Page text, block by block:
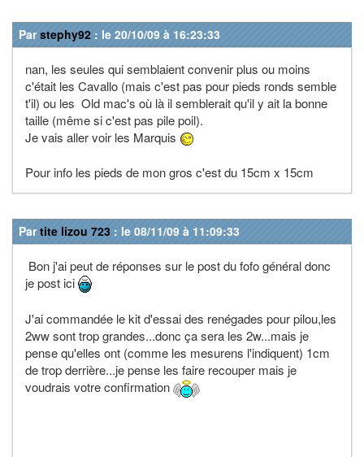
Parstephy92 : le 20/10/09 à 16:23:33
nan, les seules qui semblaient convenir plus ou moins
c'était les Cavallo (mais c'est pas pour pieds ronds semble
t'il) ou les Old mac's où là il semblerait qu'il y ait la bonne
taille (même si c'est pas pile poil).
Je vais aller voir les Marquis
Pour info les pieds de mon gros c'est du 15cm x 15cm
Partite lizou 723 : le 08/11/09 à 11:09:33
Bon j'ai peut de réponses sur le post du fofo général donc
je post ici
J'ai commandée le kit d'essai des renégades pour pilou,les
2ww sont trop grandes...donc ça sera les 2w...mais je
pense qu'elles ont (comme les mesurens l'indiquent) 1cm
de trop derrière...je pense les faire recouper mais je
voudrais votre confirmation